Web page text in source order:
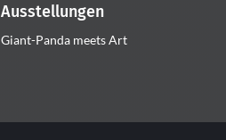
Ausstellungen
Giant-Panda meets Art